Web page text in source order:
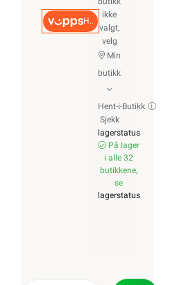
Hurtigkasse
ikke
valgt,
velg
Min
butikk
Hent-i-Butikk
Sjekk
lagerstatus
På lager
i alle 32
butikkene,
se
lagerstatus